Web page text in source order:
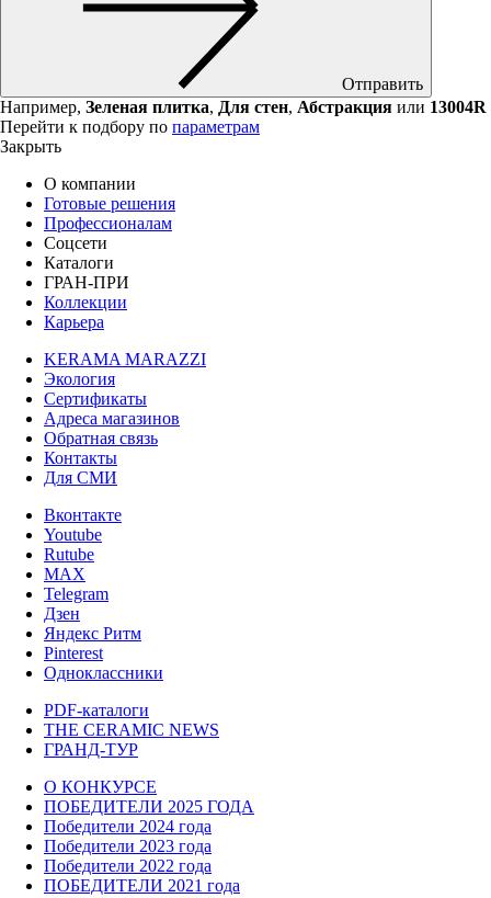
Отправить
Например, Зеленая плитка, Для стен, Абстракция или 13004R
Перейти к подбору по параметрам
Закрыть
О компании
Готовые решения
Профессионалам
Соцсети
Каталоги
ГРАН-ПРИ
Коллекции
Карьера
KERAMA MARAZZI
Экология
Сертификаты
Адреса магазинов
Обратная связь
Контакты
Для СМИ
Вконтакте
Youtube
Rutube
MAX
Telegram
Дзен
Яндекс Ритм
Pinterest
Одноклассники
PDF-каталоги
THE CERAMIC NEWS
ГРАНД-ТУР
О КОНКУРСЕ
ПОБЕДИТЕЛИ 2025 ГОДА
Победители 2024 года
Победители 2023 года
Победители 2022 года
ПОБЕДИТЕЛИ 2021 года